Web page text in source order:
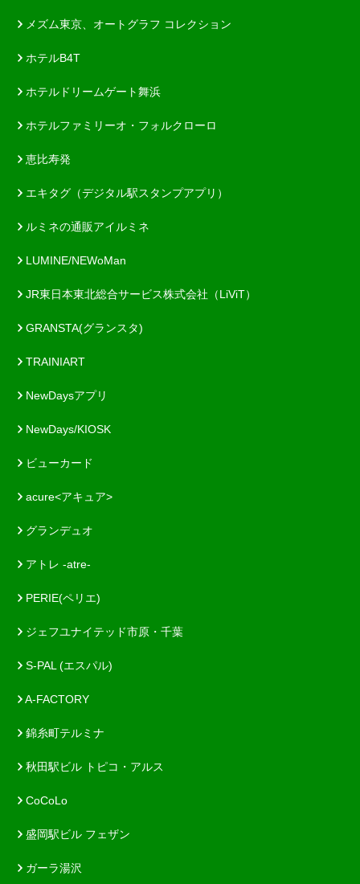
メズム東京、オートグラフ コレクション
ホテルB4T
ホテルドリームゲート舞浜
ホテルファミリーオ・フォルクローロ
恵比寿発
エキタグ（デジタル駅スタンプアプリ）
ルミネの通販アイルミネ
LUMINE/NEWoMan
JR東日本東北総合サービス株式会社（LiViT）
GRANSTA(グランスタ)
TRAINIART
NewDaysアプリ
NewDays/KIOSK
ビューカード
acure<アキュア>
グランデュオ
アトレ -atre-
PERIE(ペリエ)
ジェフユナイテッド市原・千葉
S-PAL (エスパル)
A-FACTORY
錦糸町テルミナ
秋田駅ビル トピコ・アルス
CoCoLo
盛岡駅ビル フェザン
ガーラ湯沢